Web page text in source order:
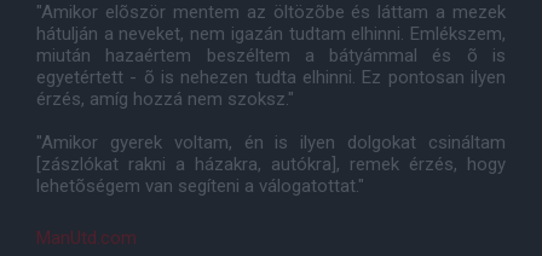
"Amikor elõször mentem az öltözõbe és láttam a mezek
hátulján a neveket, nem igazán tudtam elhinni. Emlékszem,
miután hazaértem beszéltem a bátyámmal és õ is
egyetértett - õ is nehezen tudta elhinni. Ez pontosan ilyen
érzés, amíg hozzá nem szoksz."
"Amikor gyerek voltam, én is ilyen dolgokat csináltam
[zászlókat rakni a házakra, autókra], remek érzés, hogy
lehetõségem van segíteni a válogatottat."
ManUtd.com